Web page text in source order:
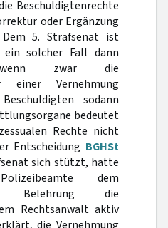
Beschuldigtenrechte
oder Ergänzung
5. Strafsenat ist
solcher Fall dann
zwar die
einer Vernehmung
sodann
bedeutet
Rechte nicht
Entscheidung BGHSt
sich stützt, hatte
dem
Belehrung die
Rechtsanwalt aktiv